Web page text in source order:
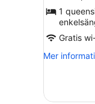
(2
children
children)
1
Gratis
Mer
Mer
rum